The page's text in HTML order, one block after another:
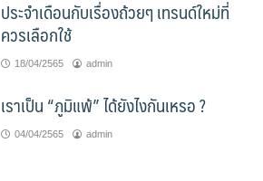
ประจำเดือนกับเรื่องถ้วยๆ เทรนด์ใหม่ที่
ควรเลือกใช้
18/04/2565 admin
เราเป็น “ภูมิแพ้” ได้ยังไงกันเหรอ ?
04/04/2565 admin